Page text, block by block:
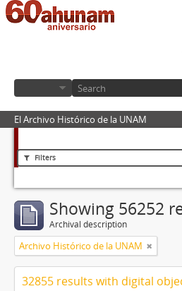
El Archivo Histórico de la UNAM
Filters
Showing 56252
Archival description
Archivo Histórico de la UNAM
32855 results with digital